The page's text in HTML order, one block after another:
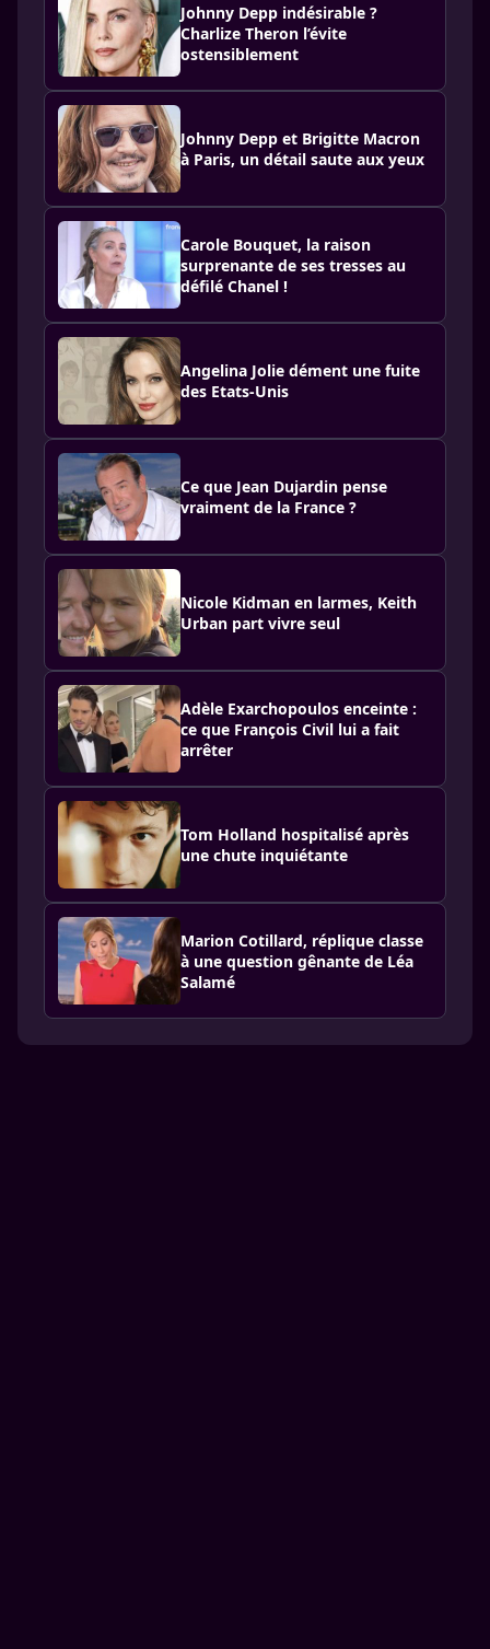
Johnny Depp indésirable ?
Charlize Theron l’évite
ostensiblement
Johnny Depp et Brigitte Macron
à Paris, un détail saute aux yeux
Carole Bouquet, la raison
surprenante de ses tresses au
défilé Chanel !
Angelina Jolie dément une fuite
des Etats-Unis
Ce que Jean Dujardin pense
vraiment de la France ?
Nicole Kidman en larmes, Keith
Urban part vivre seul
Adèle Exarchopoulos enceinte :
ce que François Civil lui a fait
arrêter
Tom Holland hospitalisé après
une chute inquiétante
Marion Cotillard, réplique classe
à une question gênante de Léa
Salamé